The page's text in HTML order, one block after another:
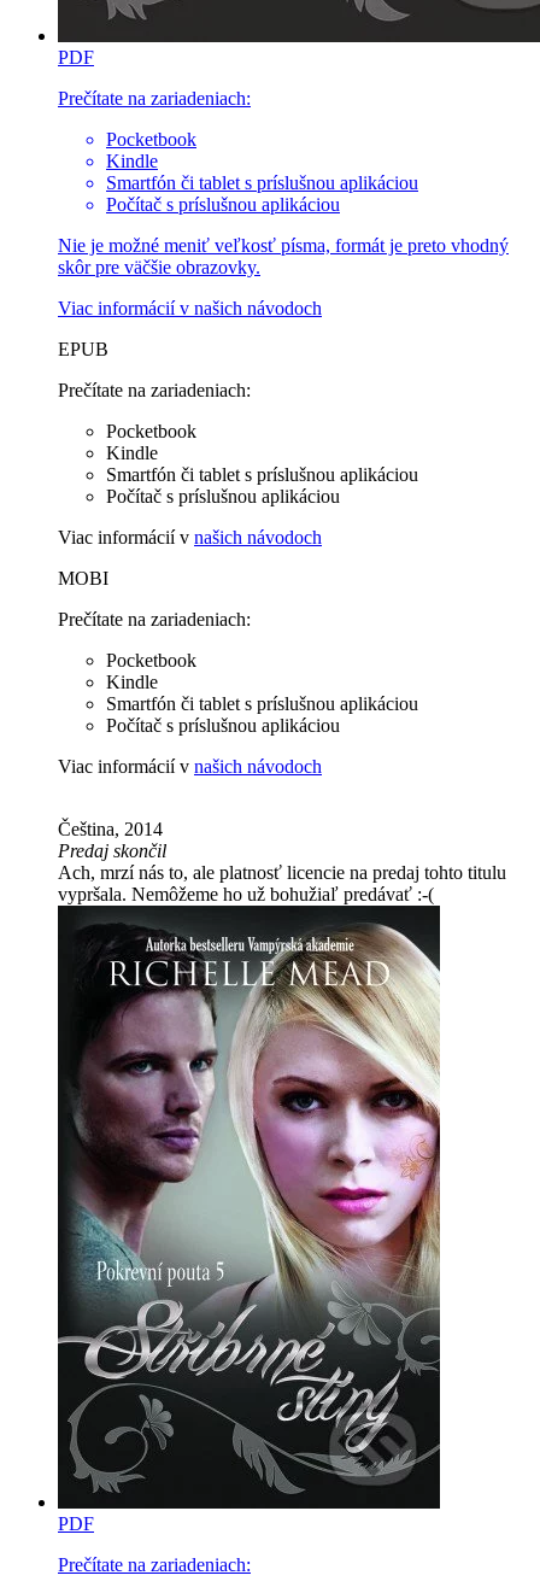
PDF
Prečítate na zariadeniach:
Pocketbook
Kindle
Smartfón či tablet s príslušnou aplikáciou
Počítač s príslušnou aplikáciou
Nie je možné meniť veľkosť písma, formát je preto vhodný
skôr pre väčšie obrazovky.
Viac informácií v našich návodoch
EPUB
Prečítate na zariadeniach:
Pocketbook
Kindle
Smartfón či tablet s príslušnou aplikáciou
Počítač s príslušnou aplikáciou
Viac informácií v našich návodoch
MOBI
Prečítate na zariadeniach:
Pocketbook
Kindle
Smartfón či tablet s príslušnou aplikáciou
Počítač s príslušnou aplikáciou
Viac informácií v našich návodoch
Čeština, 2014
Predaj skončil
Ach, mrzí nás to, ale platnosť licencie na predaj tohto titulu
vypršala. Nemôžeme ho už bohužiaľ predávať :-(
PDF
Prečítate na zariadeniach: